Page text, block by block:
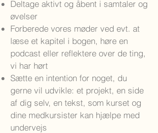
Deltage aktivt og åbent i samtaler og
øvelser
Forberede vores møder ved evt. at
læse et kapitel i bogen, høre en
podcast eller reflektere over de ting,
vi har hørt
Sætte en intention for noget, du
gerne vil udvikle: et projekt, en side
af dig selv, en tekst, som kurset og
dine medkursister kan hjælpe med
undervejs